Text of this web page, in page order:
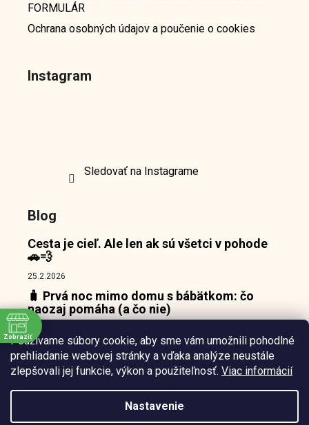
Používame súbory cookie, aby sme vám umožnili pohodlné
prehliadanie webovej stránky a vďaka analýze neustále
zlepšovali jej funkcie, výkon a použiteľnosť. Viac informácií
Nastavenie
FORMULÁR
Ochrana osobných údajov a poučenie o cookies
Instagram
Sledovať na Instagrame
Blog
Cesta je cieľ. Ale len ak sú všetci v pohode
🚗💨
25.2.2026
🧳 Prvá noc mimo domu s bábätkom: čo
naozaj pomáha (a čo nie)
18.2.2026
👶 Prečo bábätká nepotrebujú zábavu, ale
pokojný bod, o ktorý sa môžu oprieť 🌙
Zobraziť